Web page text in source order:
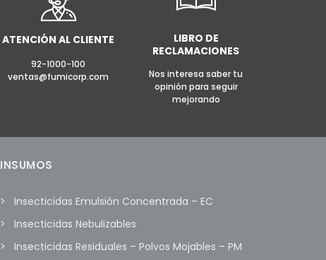
ATENCIÓN AL CLIENTE
92-1000-100
ventas@fumicorp.com
LIBRO DE
RECLAMACIONES
Nos interesa saber tu
opinión para seguir
mejorando
INSUMOS
Insecticidas Emulsión Concentrada – EC
Insecticidas Nebulizables
Insecticidas Residuales – Polvos Mojables – PM